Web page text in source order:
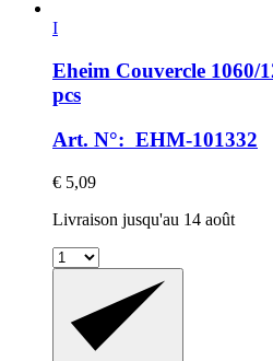
I
Eheim Couvercle 1060/
pcs
Art. N°: EHM-101332
€ 5,09
Livraison jusqu'au 14 août